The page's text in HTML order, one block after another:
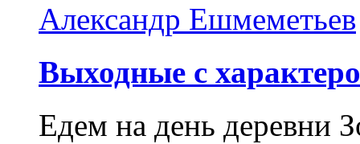
Александр Ешмеметьев
Выходные с
Едем на день деревни